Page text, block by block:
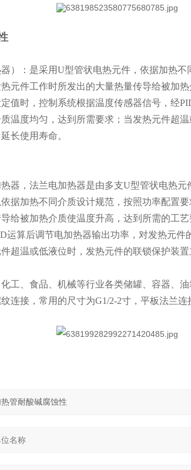
）：是采用U型管状电热元件，依据加热
元件工作时所发出的大量热量传导给被加
值时，控制系统根据温度传感器信号，经
温度均匀，达到所需要求；当发热元件超
长使用寿命。
器，法兰电加热器是由多支U型管状电热
据加热不同介质设计规范，按照功率配置
给被加热介质使温度升高，达到所需的工
运算后调节电加热器输出功率，对发热元
超温或低液位时，发热元件的联锁保护装
工、食品、机械等行业各类储罐、容器、
连接，常用的尺寸为G1/2-2寸，平板法兰连